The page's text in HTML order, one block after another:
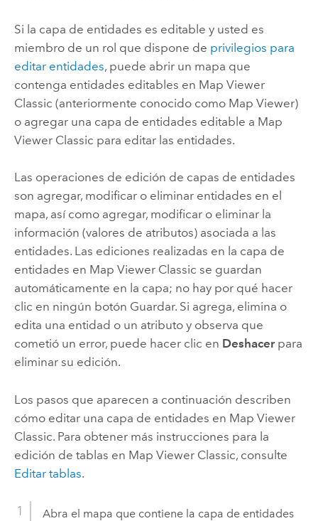
Si la capa de entidades es editable y usted es
miembro de un rol que dispone de privilegios para
editar entidades, puede abrir un mapa que
contenga entidades editables en Map Viewer
Classic (anteriormente conocido como Map Viewer)
o agregar una capa de entidades editable a Map
Viewer Classic para editar las entidades.
Las operaciones de edición de capas de entidades
son agregar, modificar o eliminar entidades en el
mapa, así como agregar, modificar o eliminar la
información (valores de atributos) asociada a las
entidades. Las ediciones realizadas en la capa de
entidades en Map Viewer Classic se guardan
automáticamente en la capa; no hay por qué hacer
clic en ningún botón Guardar. Si agrega, elimina o
edita una entidad o un atributo y observa que
cometió un error, puede hacer clic en Deshacerpara
eliminar su edición.
Los pasos que aparecen a continuación describen
cómo editar una capa de entidades en Map Viewer
Classic. Para obtener más instrucciones para la
edición de tablas en Map Viewer Classic, consulte
Editar tablas.
Abra el mapa que contiene la capa de entidades